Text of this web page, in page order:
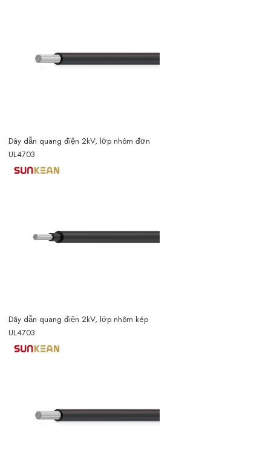
Dây dẫn quang điện 2kV, lớp nhôm đơn
UL4703
Dây dẫn quang điện 2kV, lớp nhôm kép
UL4703